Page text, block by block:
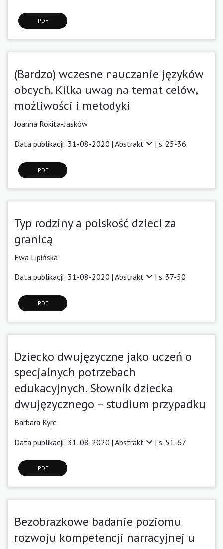
PDF
(Bardzo) wczesne nauczanie języków
obcych. Kilka uwag na temat celów,
możliwości i metodyki
Joanna Rokita-Jasków
Data publikacji: 31-08-2020 | Abstrakt | s. 25-36
PDF
Typ rodziny a polskość dzieci za
granicą
Ewa Lipińska
Data publikacji: 31-08-2020 | Abstrakt | s. 37-50
PDF
Dziecko dwujęzyczne jako uczeń o
specjalnych potrzebach
edukacyjnych. Słownik dziecka
dwujęzycznego – studium przypadku
Barbara Kyrc
Data publikacji: 31-08-2020 | Abstrakt | s. 51-67
PDF
Bezobrazkowe badanie poziomu
rozwoju kompetencji narracyjnej u